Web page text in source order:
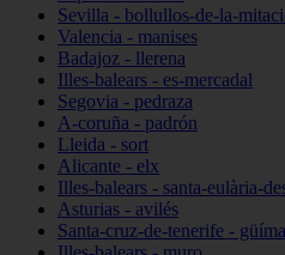
Sevilla - bollullos-de-la-
Valencia - manises
Badajoz - llerena
Illes-balears - es-mercadal
Segovia - pedraza
A-coruña - padrón
Lleida - sort
Alicante - elx
Illes-balears - santa-eulària-
Asturias - avilés
Santa-cruz-de-tenerife -